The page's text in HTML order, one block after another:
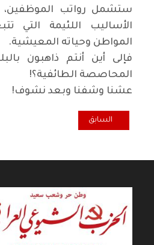
ستشمل رواتب
الأساليب اللئيمة التي
المواطن وحياته المعيشية.
فإلى أين أنتم ذاهبون
المحاصصة الطائفية؟!
عشنا وشفنا وبعد نشوف!
المقال السابق: كل خميس.. قرار
السابق